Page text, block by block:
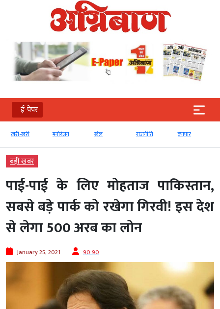
ई-पेपर
खरी-खरी मनोरंजन खेल राजनीति व्‍यापार
बड़ी खबर
पाई-पाई के लिए मोहताज पाकिस्तान,
सबसे बड़े पार्क को रखेगा गिरवी! इस देश
से लेगा 500 अरब का लोन
January 25, 2021 90 90